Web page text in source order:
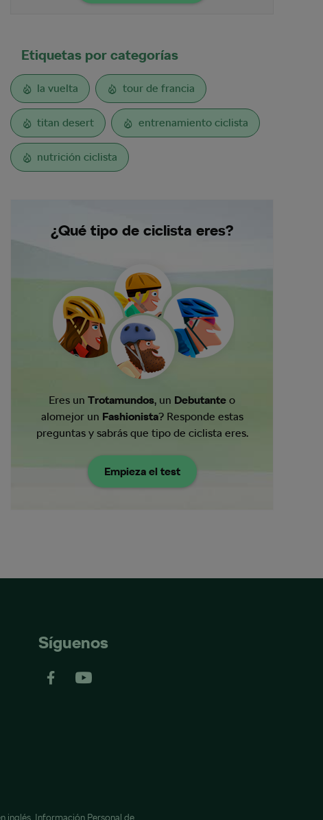
Etiquetas por categorías
la vuelta tour de francia
titan desert entrenamiento ciclista
nutrición ciclista
¿Qué tipo de ciclista eres?
Eres un Trotamundos, un Debutante o
alomejor un Fashionista? Responde estas
preguntas y sabrás que tipo de ciclista eres.
Empieza el test
Síguenos
inglés, Información Personal de